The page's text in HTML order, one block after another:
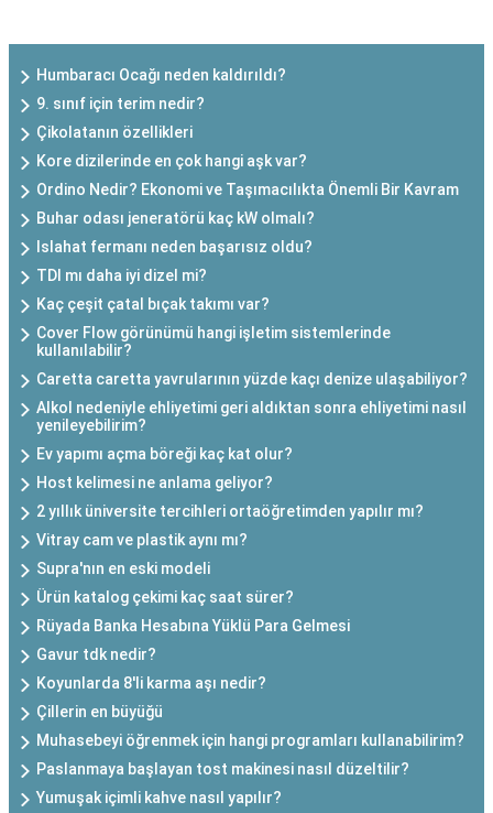
Humbaracı Ocağı neden kaldırıldı?
9. sınıf için terim nedir?
Çikolatanın özellikleri
Kore dizilerinde en çok hangi aşk var?
Ordino Nedir? Ekonomi ve Taşımacılıkta Önemli Bir Kavram
Buhar odası jeneratörü kaç kW olmalı?
Islahat fermanı neden başarısız oldu?
TDI mı daha iyi dizel mi?
Kaç çeşit çatal bıçak takımı var?
Cover Flow görünümü hangi işletim sistemlerinde
kullanılabilir?
Caretta caretta yavrularının yüzde kaçı denize ulaşabiliyor?
Alkol nedeniyle ehliyetimi geri aldıktan sonra ehliyetimi nasıl
yenileyebilirim?
Ev yapımı açma böreği kaç kat olur?
Host kelimesi ne anlama geliyor?
2 yıllık üniversite tercihleri ortaöğretimden yapılır mı?
Vitray cam ve plastik aynı mı?
Supra'nın en eski modeli
Ürün katalog çekimi kaç saat sürer?
Rüyada Banka Hesabına Yüklü Para Gelmesi
Gavur tdk nedir?
Koyunlarda 8'li karma aşı nedir?
Çillerin en büyüğü
Muhasebeyi öğrenmek için hangi programları kullanabilirim?
Paslanmaya başlayan tost makinesi nasıl düzeltilir?
Yumuşak içimli kahve nasıl yapılır?